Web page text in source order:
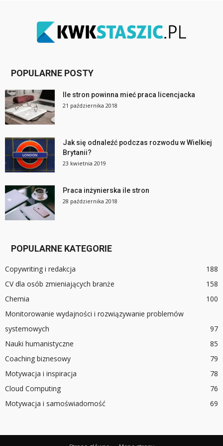
POPULARNE POSTY
Ile stron powinna mieć praca licencjacka
21 października 2018
Jak się odnaleźć podczas rozwodu w Wielkiej
Brytanii?
23 kwietnia 2019
Praca inżynierska ile stron
28 października 2018
POPULARNE KATEGORIE
Copywriting i redakcja
188
CV dla osób zmieniających branże
158
Chemia
100
Monitorowanie wydajności i rozwiązywanie problemów
systemowych
97
Nauki humanistyczne
85
Coaching biznesowy
79
Motywacja i inspiracja
78
Cloud Computing
76
Motywacja i samoświadomość
69